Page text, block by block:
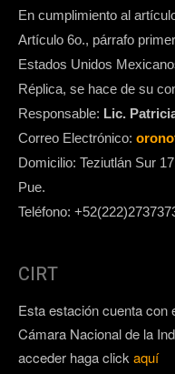
En cumplimiento al
Artículo 6o., párrafo
Estados Unidos
Réplica, se hace de su
Responsable: Lic.
Correo Electrónico:
Domicilio: Teziutlán Sur
Pue.
Teléfono:
CIRT
Esta estación cuenta con
Cámara Nacional de la
acceder haga click aquí